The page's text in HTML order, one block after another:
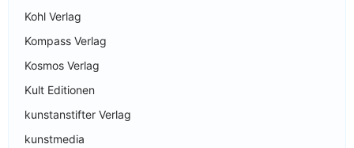
Kohl Verlag
Kompass Verlag
Kosmos Verlag
Kult Editionen
kunstanstifter Verlag
kunstmedia